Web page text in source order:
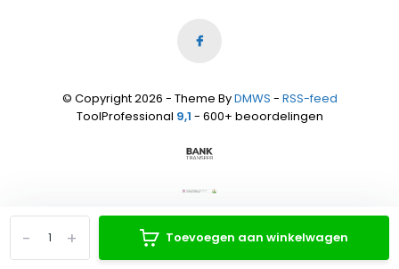
+
- Toevoegen aan winkelwagen
© Copyright 2026 - Theme ByDMWS - RSS-feed
ToolProfessional 9,1 - 600+ beoordelingen